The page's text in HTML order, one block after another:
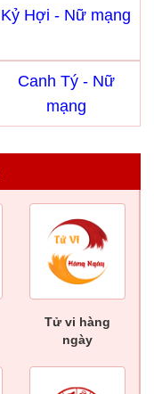
Kỷ Hợi - Nữ mạng
Canh Tý - Nữ
mạng
Tử vi hàng
ngày